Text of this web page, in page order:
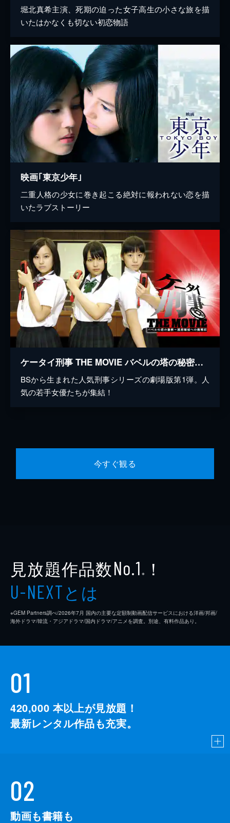
堀北真希主演、死期の迫った女子高生の小さな旅を描
いたはかなくも切ない初恋物語
映画｢東京少年｣
二重人格の少女に巻き起こる絶対に報われない恋を描
いたラブストーリー
ケータイ刑事 THE MOVIE バベルの塔の秘密～銭形姉妹への挑戦状
BSから生まれた人気刑事シリーズの劇場版第1弾。人
気の若手女優たちが集結！
今すぐ観る
見放題作品数No.1 ※ ！
U-NEXTとは
※GEM Partners調べ/2026年7⽉ 国内の主要な定額制動画配信サービスにおける洋画/邦画/
海外ドラマ/韓流・アジアドラマ/国内ドラマ/アニメを調査。別途、有料作品あり。
01
420,000 本以上が見放題！
最新レンタル作品も充実。
02
動画も書籍も